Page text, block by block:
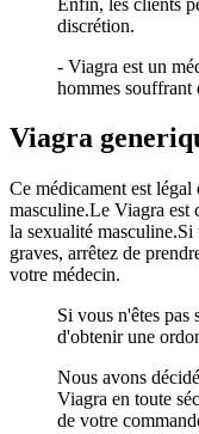
discrétion.
- Viagra est un
hommes souffrant
Viagra
Ce médicament est
masculine.Le Viagra est
la sexualité masculine.Si
graves, arrêtez de
votre médecin.
Si vous n'êtes pas
d'obtenir une
Nous avons
Viagra en toute
de votre